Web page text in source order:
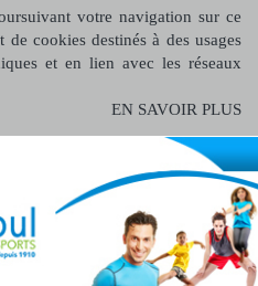
votre navigation sur ce
cookies destinés à des usages
et en lien avec les réseaux
EN SAVOIR PLUS